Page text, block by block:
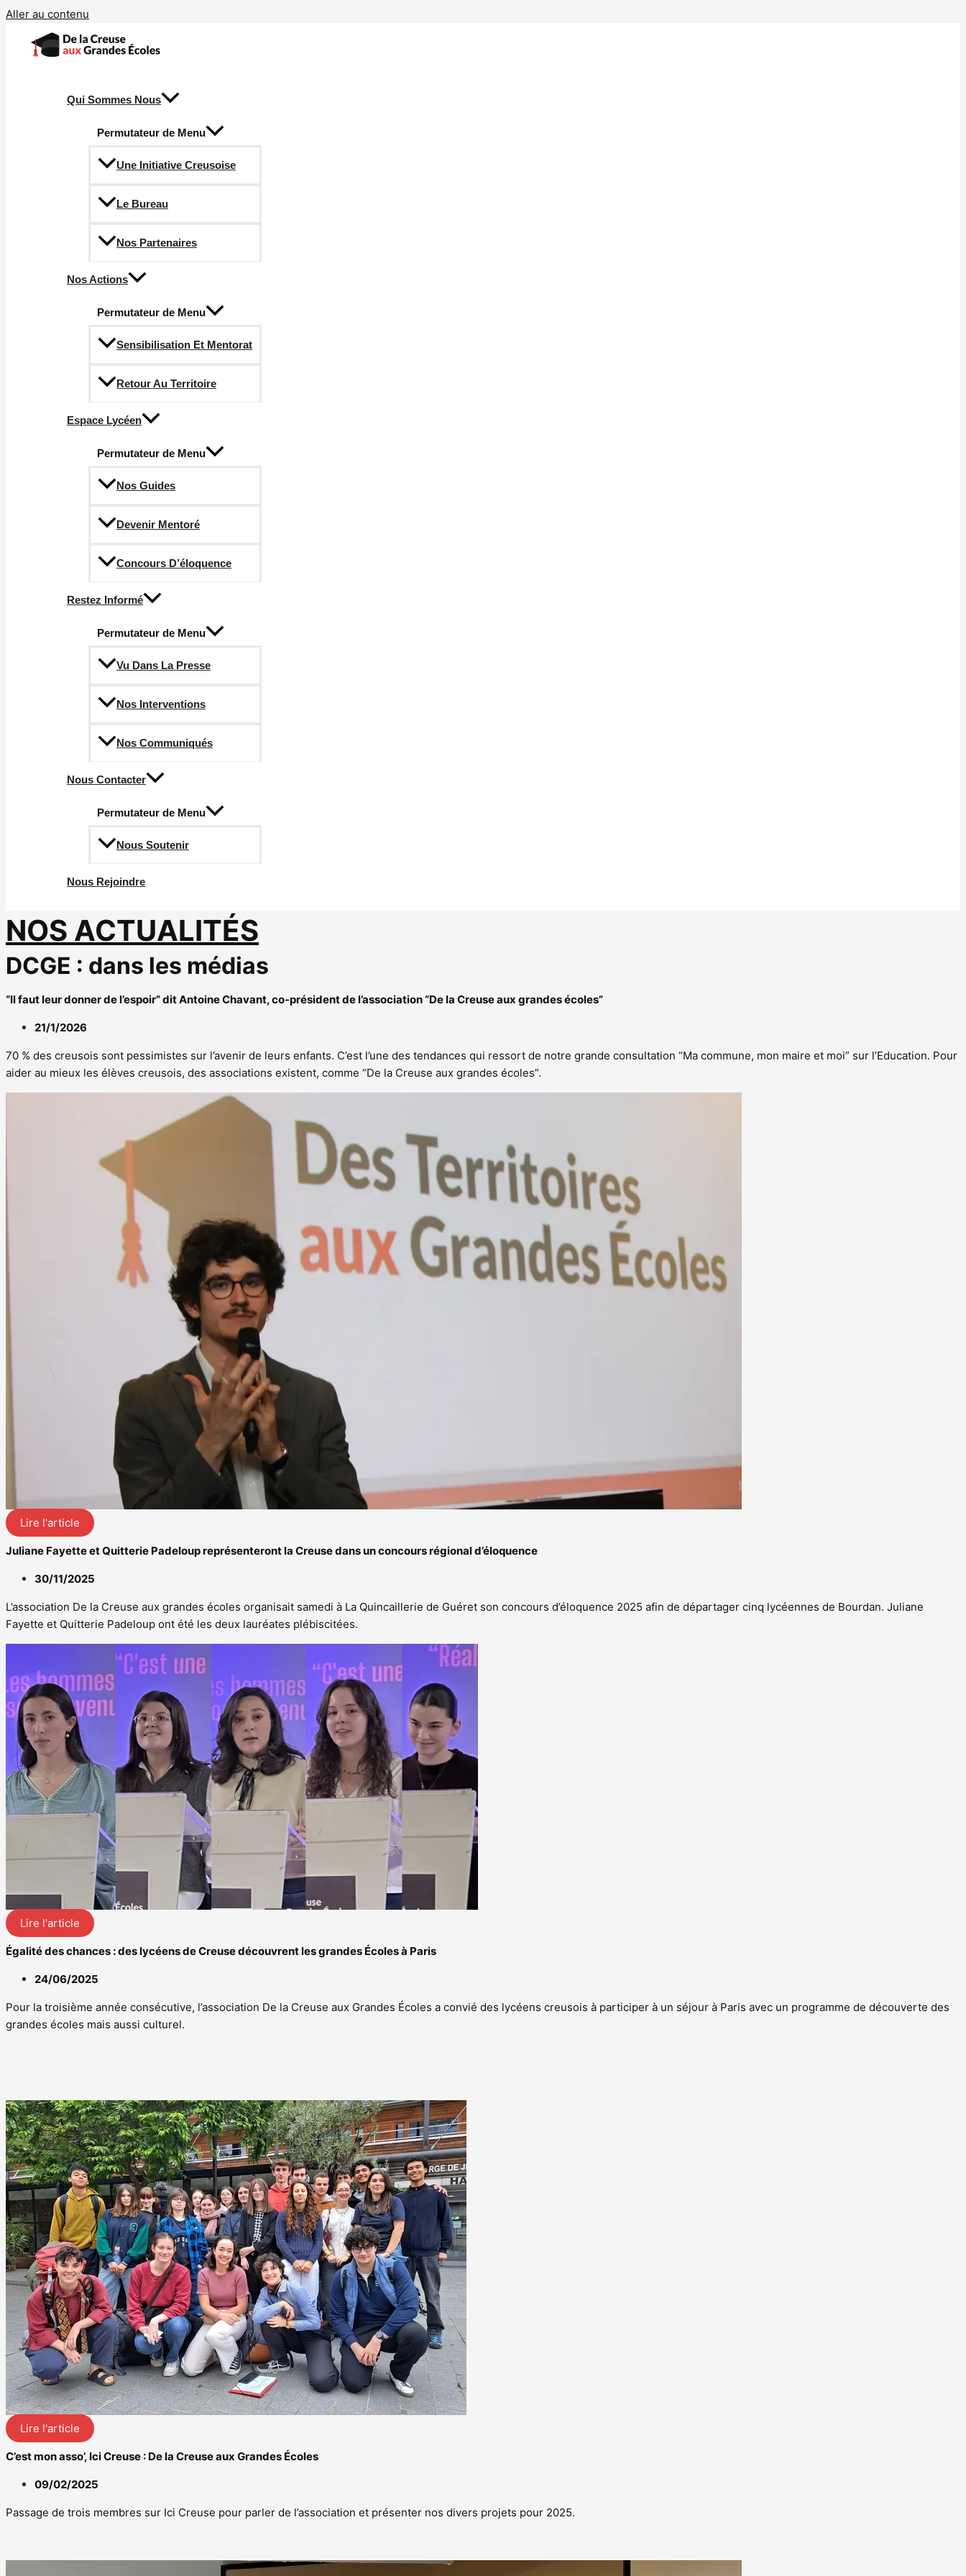
Aller au contenu
Qui Sommes Nous
Permutateur de Menu
Une Initiative Creusoise
Le Bureau
Nos Partenaires
Nos Actions
Permutateur de Menu
Sensibilisation Et Mentorat
Retour Au Territoire
Espace Lycéen
Permutateur de Menu
Nos Guides
Devenir Mentoré
Concours D’éloquence
Restez Informé
Permutateur de Menu
Vu Dans La Presse
Nos Interventions
Nos Communiqués
Nous Contacter
Permutateur de Menu
Nous Soutenir
Nous Rejoindre
NOS ACTUALITÉS
DCGE : dans les médias
“Il faut leur donner de l’espoir” dit Antoine Chavant, co-président de l’association “De la Creuse aux grandes écoles”
21/1/2026
70 % des creusois sont pessimistes sur l’avenir de leurs enfants. C’est l’une des tendances qui ressort de notre grande consultation “Ma commune, mon maire et moi” sur l’Education. Pour
aider au mieux les élèves creusois, des associations existent, comme “De la Creuse aux grandes écoles”.
Lire l'article
Juliane Fayette et Quitterie Padeloup représenteront la Creuse dans un concours régional d’éloquence
30/11/2025
L’association De la Creuse aux grandes écoles organisait samedi à La Quincaillerie de Guéret son concours d’éloquence 2025 afin de départager cinq lycéennes de Bourdan. Juliane
Fayette et Quitterie Padeloup ont été les deux lauréates plébiscitées.
Lire l'article
Égalité des chances : des lycéens de Creuse découvrent les grandes Écoles à Paris
24/06/2025
Pour la troisième année consécutive, l’association De la Creuse aux Grandes Écoles a convié des lycéens creusois à participer à un séjour à Paris avec un programme de découverte des
grandes écoles mais aussi culturel.
Lire l'article
C’est mon asso’, Ici Creuse : De la Creuse aux Grandes Écoles
09/02/2025
Passage de trois membres sur Ici Creuse pour parler de l’association et présenter nos divers projets pour 2025.